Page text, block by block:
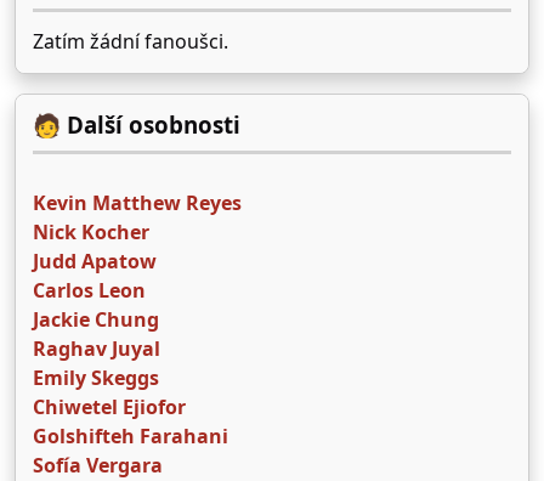
Zatím žádní fanoušci.
🧑 Další osobnosti
Kevin Matthew Reyes
Nick Kocher
Judd Apatow
Carlos Leon
Jackie Chung
Raghav Juyal
Emily Skeggs
Chiwetel Ejiofor
Golshifteh Farahani
Sofía Vergara